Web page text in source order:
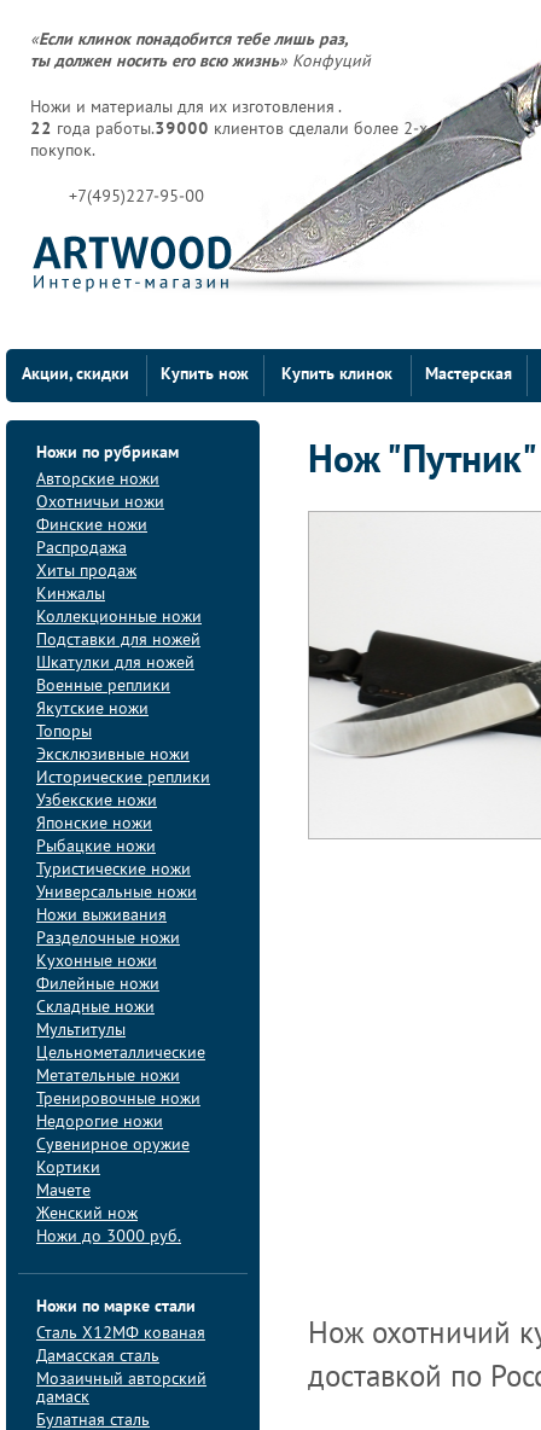
«Если клинок понадобится тебе лишь раз,
ты должен носить его всю жизнь» Конфуций
Ножи и материалы для их изготовления .
22 года работы.39000 клиентов сделали более 2-х
покупок.
+7(495)227-95-00
Акции, скидки Купить нож Купить клинок Мастерская
Ножи по рубрикам
Авторские ножи
Охотничьи ножи
Финские ножи
Распродажа
Хиты продаж
Кинжалы
Коллекционные ножи
Подставки для ножей
Шкатулки для ножей
Военные реплики
Якутские ножи
Топоры
Эксклюзивные ножи
Исторические реплики
Узбекские ножи
Японские ножи
Рыбацкие ножи
Туристические ножи
Универсальные ножи
Ножи выживания
Разделочные ножи
Кухонные ножи
Филейные ножи
Складные ножи
Мультитулы
Цельнометаллические
Метательные ножи
Тренировочные ножи
Недорогие ножи
Сувенирное оружие
Кортики
Мачете
Женский нож
Ножи до 3000 руб.
Ножи по марке стали
Сталь Х12МФ кованая
Дамасская сталь
Мозаичный авторский
дамаск
Булатная сталь
Нож
Нож охотничий
доставкой по